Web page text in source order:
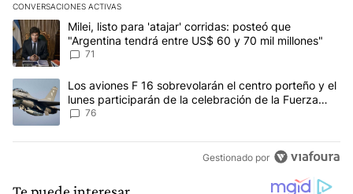
CONVERSACIONES ACTIVAS
Este listado muestra los artículos con más comentarios en los
Un artículo de tendencia con el título "Milei, listo para 'atajar'
Milei, listo para 'atajar' corridas: posteó que
"Argentina tendrá entre US$ 60 y 70 mil millones"
71
Un artículo de tendencia con el título "Los aviones F 16
Los aviones F 16 sobrevolarán el centro porteño y el
lunes participarán de la celebración de la Fuerza
Aérea
76
Gestionado por